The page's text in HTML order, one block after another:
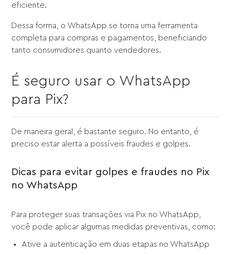
eficiente.
Dessa forma, o WhatsApp se torna uma ferramenta
completa para compras e pagamentos, beneficiando
tanto consumidores quanto vendedores.
É seguro usar o WhatsApp
para Pix?
De maneira geral, é bastante seguro. No entanto, é
preciso estar alerta a possíveis fraudes e golpes.
Dicas para evitar golpes e fraudes no Pix
no WhatsApp
Para proteger suas transações via Pix no WhatsApp,
você pode aplicar algumas medidas preventivas, como:
Ative a autenticação em duas etapas no WhatsApp